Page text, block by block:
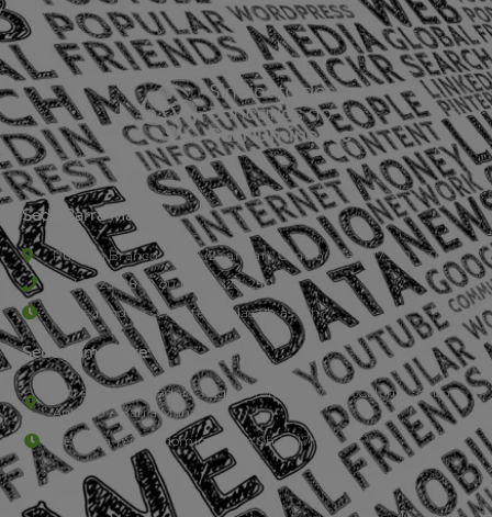
Sede Barra Mansa
Rua Rio Branco, nº107 (2º andar), Centro - Cep: 27.330-030
(24) 3323-2848 ou (24) 3323-2500
De segunda à sexta-feira , das 9h às 17h.
Sede Campestre:
Estrada Governador Chagas Freitas – 3.780 – Colônia Santo
Antônio – Barra Mansa
De terça-feira a domingo, das 9h às 17h